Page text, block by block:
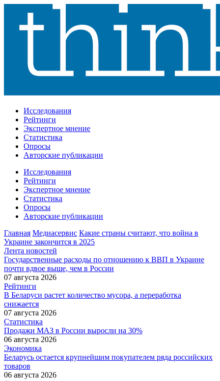
Исследования
Рейтинги
Экспертное мнение
Статистика
Опросы
Авторские публикации
Исследования
Рейтинги
Экспертное мнение
Статистика
Опросы
Авторские публикации
Главная Медиасервис Какие страны считают, что война в
Украине закончится в 2025
Лента новостей
Государственные расходы по отношению к ВВП в Украине
почти вдвое выше, чем в России
07 августа 2026
Рейтинги
В Беларуси растет количество мусора, а переработка
снижается
07 августа 2026
Статистика
Продажи МАЗ в России выросли на 30%
06 августа 2026
Экономика
Беларусь остается крупнейшим покупателем ряда российских
товаров
06 августа 2026